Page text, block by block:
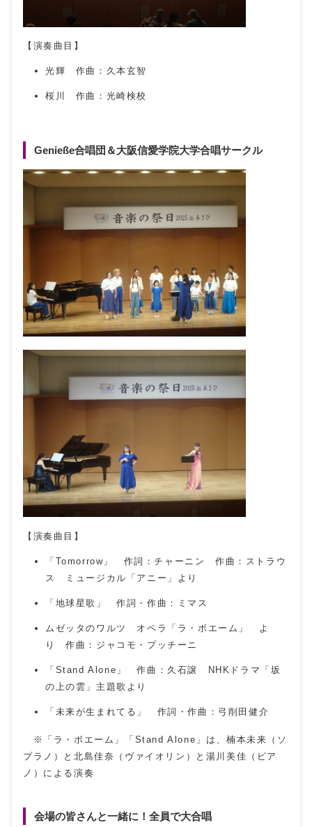
【演奏曲目】
光輝 作曲：久本玄智
桜川 作曲：光崎検校
Genieße合唱団＆大阪信愛学院大学合唱サークル
【演奏曲目】
「Tomorrow」 作詞：チャーニン 作曲：ストラウ
ス ミュージカル「アニー」より
「地球星歌」 作詞・作曲：ミマス
ムゼッタのワルツ オペラ「ラ・ボエーム」 よ
り 作曲：ジャコモ・プッチーニ
「Stand Alone」 作曲：久石譲 NHKドラマ「坂
の上の雲」主題歌より
「未来が生まれてる」 作詞・作曲：弓削田健介
※「ラ・ボエーム」「Stand Alone」は、楠本未来（ソ
プラノ）と北島佳奈（ヴァイオリン）と湯川美佳（ピア
ノ）による演奏
会場の皆さんと一緒に！全員で大合唱